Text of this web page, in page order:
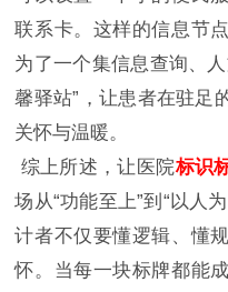
联系卡。这样的信息节
为了一个集信息查询、
馨驿站”，让患者在驻足
关怀与温暖。
综上所述，让医院标识
场从“功能至上”到“以人
计者不仅要懂逻辑、懂
怀。当每一块标牌都能